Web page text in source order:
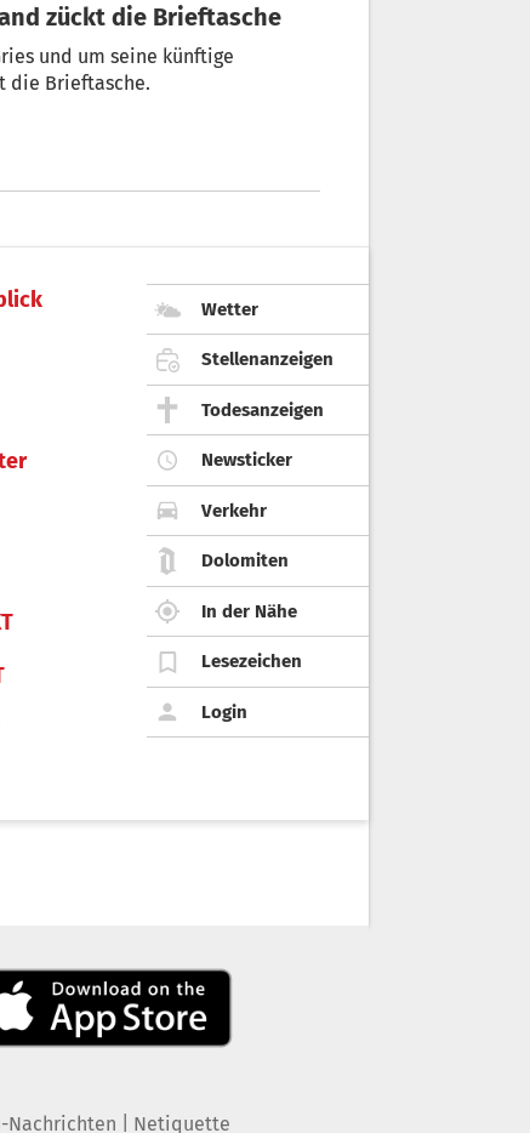
zückt die Brieftasche
und um seine künftige
die Brieftasche.
Wetter
Stellenanzeigen
Todesanzeigen
Newsticker
Verkehr
Dolomiten
In der Nähe
Lesezeichen
Login
Nachrichten Netiquette